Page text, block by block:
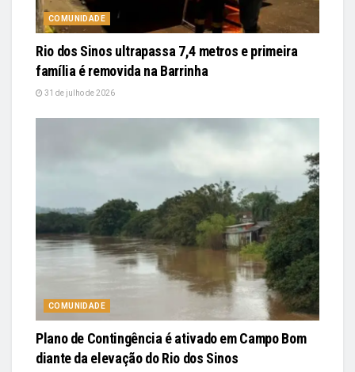
COMUNIDADE
Rio dos Sinos ultrapassa 7,4 metros e primeira
família é removida na Barrinha
31 de julho de 2026
COMUNIDADE
Plano de Contingência é ativado em Campo Bom
diante da elevação do Rio dos Sinos